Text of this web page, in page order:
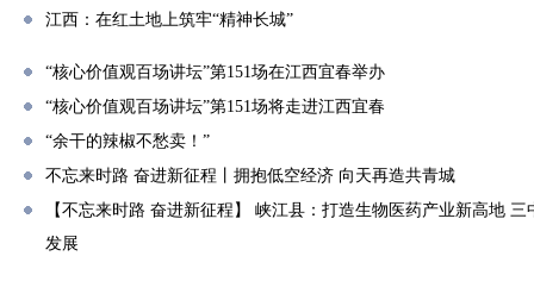
江西：在红土地上筑牢“精神长城”
“核心价值观百场讲坛”第151场在江西宜春举办
“核心价值观百场讲坛”第151场将走进江西宜春
“余干的辣椒不愁卖！”
不忘来时路 奋进新征程丨拥抱低空经济 向天再造共青城
【不忘来时路 奋进新征程】 峡江县：打造生物医药产业新高地
发展